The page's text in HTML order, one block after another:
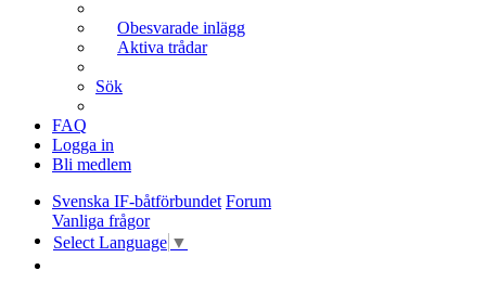
Obesvarade inlägg
Aktiva trådar
Sök
FAQ
Logga in
Bli medlem
Svenska IF-båtförbundet Forum
Vanliga frågor
Select Language ▼